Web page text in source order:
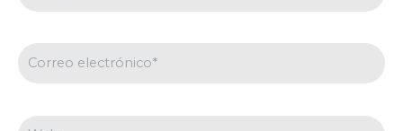
electrónico*